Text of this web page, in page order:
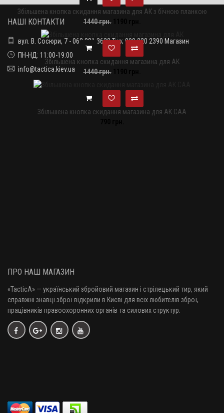
Збільшена кнопка скидання магазина для АК з бічною планкою
1440 грн.1190 грн.
Збільшена кнопка скидання магазина для АК
1440 грн.1190 грн.
Збільшена кнопка скидання магазина для АК CAA
НАШІ КОНТАКТИ
вул. В. Сосюри, 7 - 068 881 3632 Тир; 099 320 2390 Магазин
ПН-НД: 11:00-19:00
info@tactica.kiev.ua
ПРО НАШ МАГАЗИН
«TacticA» — український збройовий магазин і стрілецький тир, який
справжні знавці зброї відкрили в Києві для всіх любителів зброї,
працівників правоохоронних органів та силових структур.